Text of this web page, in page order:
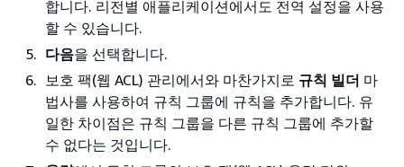
합니다. 리전별 애플리케이션에서도 전역 설정을 사용
할 수 있습니다.
다음을 선택합니다.
보호 팩(웹 ACL) 관리에서와 마찬가지로 규칙 빌더 마
법사를 사용하여 규칙 그룹에 규칙을 추가합니다. 유
일한 차이점은 규칙 그룹을 다른 규칙 그룹에 추가할
수 없다는 것입니다.